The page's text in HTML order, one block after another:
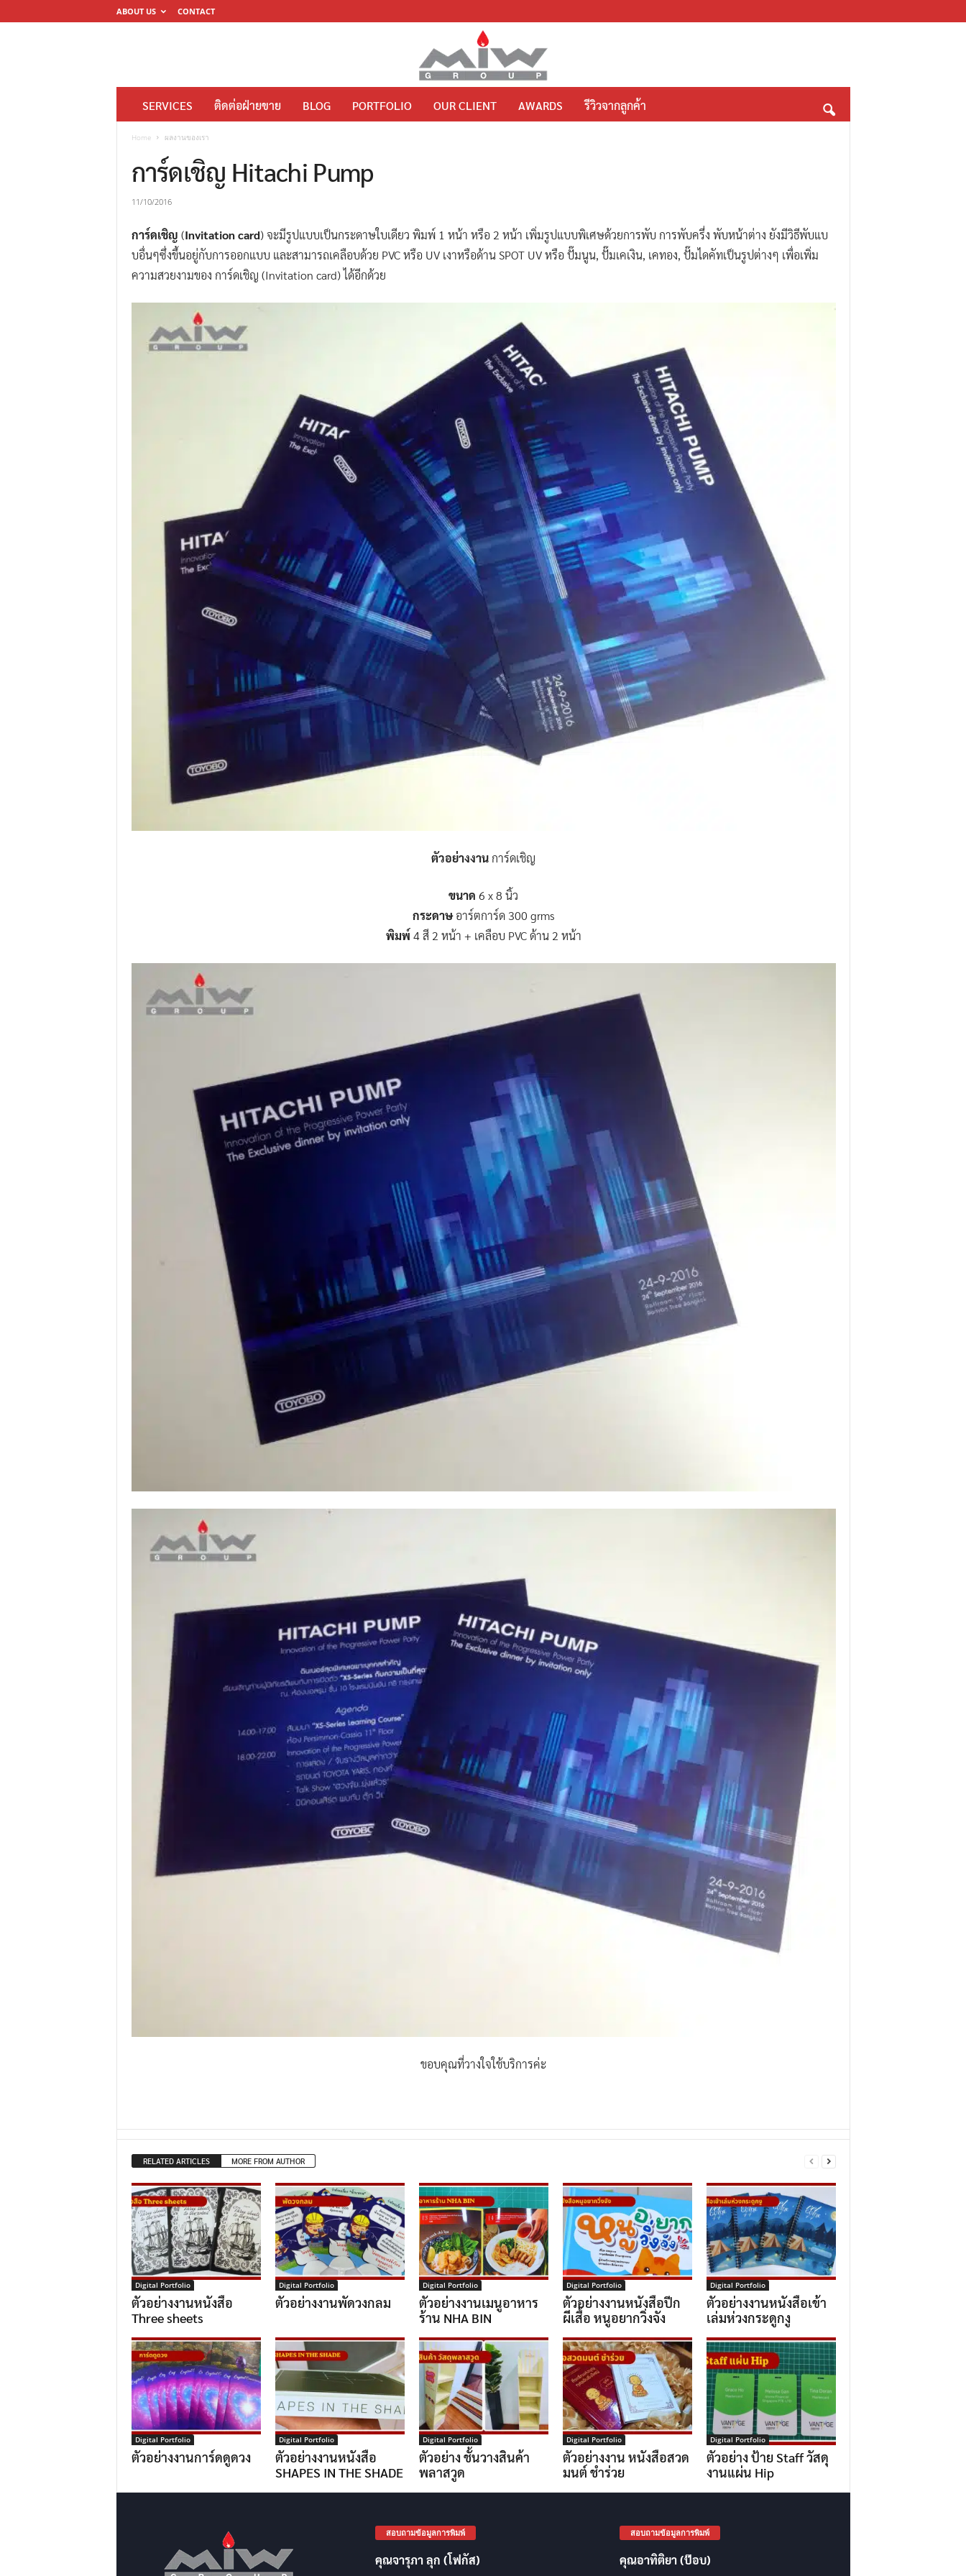
ABOUT US CONTACT
SERVICES ติดต่อฝ่ายขาย BLOG PORTFOLIO OUR CLIENT AWARDS รีวิวจากลูกค้า
Home ผลงานของเรา
การ์ดเชิญ Hitachi Pump
11/10/2016
การ์ดเชิญ (Invitation card) จะมีรูปแบบเป็นกระดาษใบเดียว พิมพ์ 1 หน้า หรือ 2 หน้า เพิ่มรูปแบบพิเศษด้วยการพับ การพับครึ่ง พับหน้าต่าง ยังมีวิธีพับแบ
บอื่นๆซึ่งขึ้นอยู่กับการออกแบบ และสามารถเคลือบด้วย PVC หรือ UV เงาหรือด้าน SPOT UV หรือ ปั๊มนูน, ปั๊มเคเงิน, เคทอง, ปั๊มไดคัทเป็นรูปต่างๆ เพื่อเพิ่ม
ความสวยงามของ การ์ดเชิญ (Invitation card) ได้อีกด้วย
ตัวอย่างงาน การ์ดเชิญ
ขนาด 6 x 8 นิ้ว
กระดาษอาร์ตการ์ด 300 grms
พิมพ์ 4 สี 2 หน้า + เคลือบ PVC ด้าน 2 หน้า
ขอบคุณที่วางใจใช้บริการค่ะ
RELATED ARTICLES MORE FROM AUTHOR
Digital Portfolio
ตัวอย่างงานหนังสือ
Three sheets
Digital Portfolio
ตัวอย่างงานพัดวงกลม
Digital Portfolio
ตัวอย่างงานเมนูอาหาร
ร้าน NHA BIN
Digital Portfolio
ตัวอย่างงานหนังสือปีก
ผีเสื้อ หนูอยากวิ่งจัง
Digital Portfolio
ตัวอย่างงานหนังสือเข้า
เล่มห่วงกระดูกงู
Digital Portfolio
ตัวอย่างงานการ์ดดูดวง
Digital Portfolio
ตัวอย่างงานหนังสือ
SHAPES IN THE SHADE
Digital Portfolio
ตัวอย่าง ชั้นวางสินค้า
พลาสวูด
Digital Portfolio
ตัวอย่างงาน หนังสือสวด
มนต์ ชำร่วย
Digital Portfolio
ตัวอย่าง ป้าย Staff วัสดุ
งานแผ่น Hip
สอบถามข้อมูลการพิมพ์
คุณจารุภา ลุก (โฟกัส)
สอบถามข้อมูลการพิมพ์
คุณอาทิติยา (ป๊อบ)